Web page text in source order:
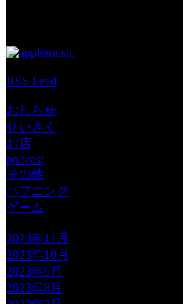
RSS Feed
おしらせ
せいさく
お店
podcast
その他
ハプニング
ゲーム
2023年11月
2023年10月
2023年9月
2023年8月